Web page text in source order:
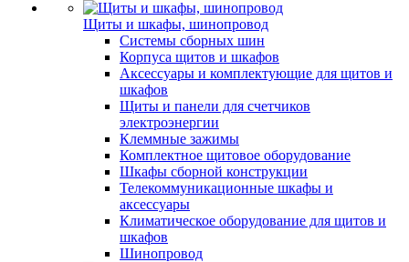
Щиты и шкафы, шинопровод
Системы сборных шин
Корпуса щитов и шкафов
Аксессуары и комплектующие для щитов и
шкафов
Щиты и панели для счетчиков
электроэнергии
Клеммные зажимы
Комплектное щитовое оборудование
Шкафы сборной конструкции
Телекоммуникационные шкафы и
аксессуары
Климатическое оборудование для щитов и
шкафов
Шинопровод